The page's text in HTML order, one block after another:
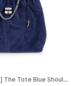
[마크 제이콥스] The Tote Blue Shoulder Bag